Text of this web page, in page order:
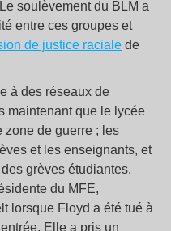
soulèvement du BLM a
entre ces groupes et
de justice raciale de
à des réseaux de
maintenant que le lycée
zone de guerre ; les
et les enseignants, et
grèves étudiantes.
du MFE,
lorsque Floyd a été tué à
Elle a pris un